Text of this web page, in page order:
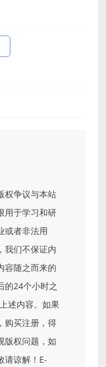
权争议与本站
用于学习和研
或者非法用
我们不保证内
容随之而来的
的24个小时之
述内容。如果
购买注册，得
版权问题，如
请谅解！E-